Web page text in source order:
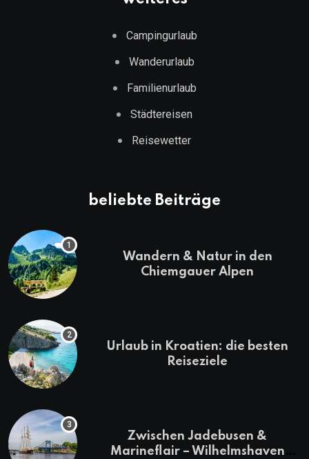
Campingurlaub
Wanderurlaub
Familienurlaub
Städtereisen
Reisewetter
beliebte Beiträge
Wandern & Natur in den
Chiemgauer Alpen
Urlaub in Kroatien: die besten
Reiseziele
Zwischen Jadebusen &
Marineflair – Wilhelmshaven